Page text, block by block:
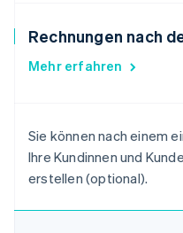
Rechnungen nach
Mehr erfahren
Sie können nach einem
Ihre Kundinnen und
erstellen (optional).